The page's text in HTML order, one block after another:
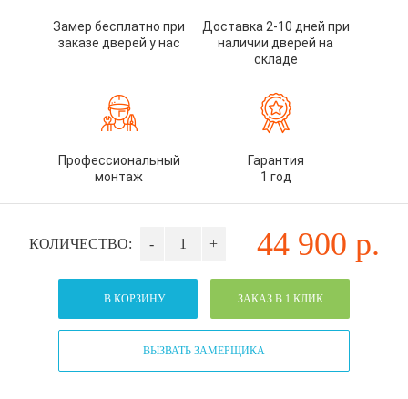
Замер бесплатно при
заказе дверей у нас
Доставка 2-10 дней при
наличии дверей на
складе
Профессиональный
монтаж
Гарантия
1 год
КОЛИЧЕСТВО: - + 44 900 р.
В КОРЗИНУ ЗАКАЗ В 1 КЛИК
ВЫЗВАТЬ ЗАМЕРЩИКА